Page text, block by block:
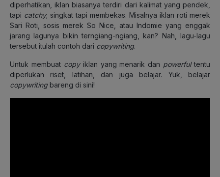
diperhatikan, iklan biasanya terdiri dari kalimat yang pendek,
tapi catchy; singkat tapi membekas. Misalnya iklan roti merek
Sari Roti, sosis merek So Nice, atau Indomie yang enggak
jarang lagunya bikin terngiang-ngiang, kan? Nah, lagu-lagu
tersebut itulah contoh dari copywriting.
Untuk membuat copyiklan yang menarik dan powerfultentu
diperlukan riset, latihan, dan juga belajar. Yuk, belajar
copywriting bareng di sini!